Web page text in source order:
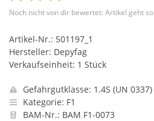
Noch nicht von dir bewertet: Artikel geht so
Artikel-Nr.: 501197_1
Hersteller: Depyfag
Verkaufseinheit: 1 Stück
Gefahrgutklasse: 1.4S (UN 0337)
Kategorie: F1
BAM-Nr.: BAM F1-0073